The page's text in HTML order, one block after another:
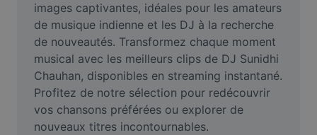
Ajouter des sous-titres à une vidéo
Convertisseur de vidéo
images captivantes, idéales pour les amateurs
de musique indienne et les DJ à la recherche
de nouveautés. Transformez chaque moment
musical avec les meilleurs clips de DJ Sunidhi
Chauhan, disponibles en streaming instantané.
Profitez de notre sélection pour redécouvrir
vos chansons préférées ou explorer de
nouveaux titres incontournables.